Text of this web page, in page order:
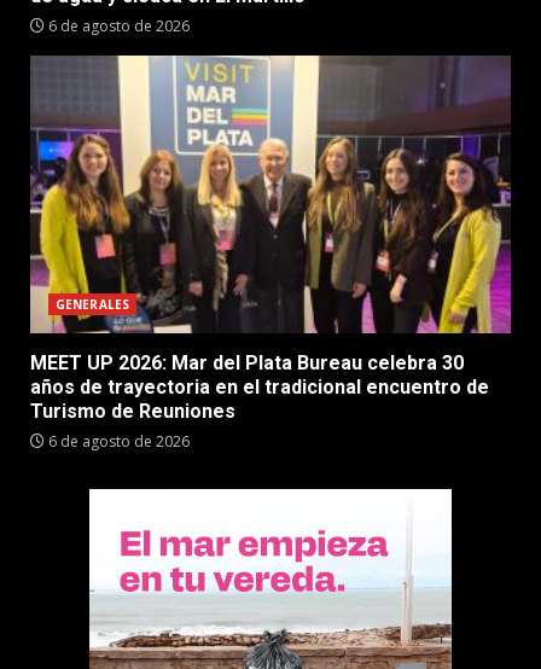
6 de agosto de 2026
GENERALES
MEET UP 2026: Mar del Plata Bureau celebra 30
años de trayectoria en el tradicional encuentro de
Turismo de Reuniones
6 de agosto de 2026